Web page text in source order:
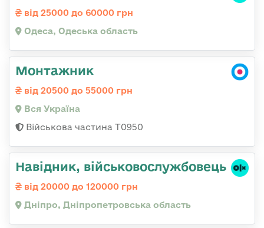
від 25000 до 60000 грн
Одеса, Одеська область
Монтажник
від 20500 до 55000 грн
Вся Україна
Військова частина Т0950
Навідник, військовослужбовець
від 20000 до 120000 грн
Дніпро, Дніпропетровська область